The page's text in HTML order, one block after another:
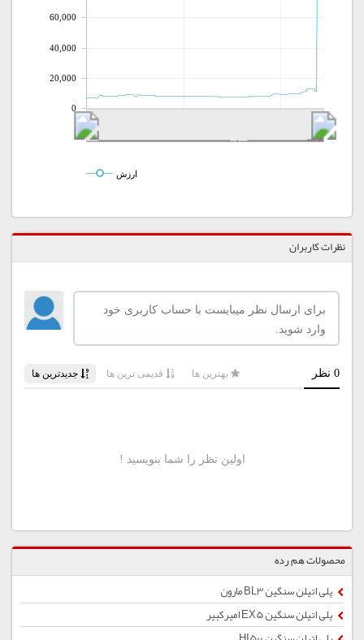
0
20,000
40,000
60,000
ارزش
نظرات کاربران
محصولات هم رده
پلی اتیلن سنگین BL3 مارون
پلی اتیلن سنگین EX5 امیركبیر